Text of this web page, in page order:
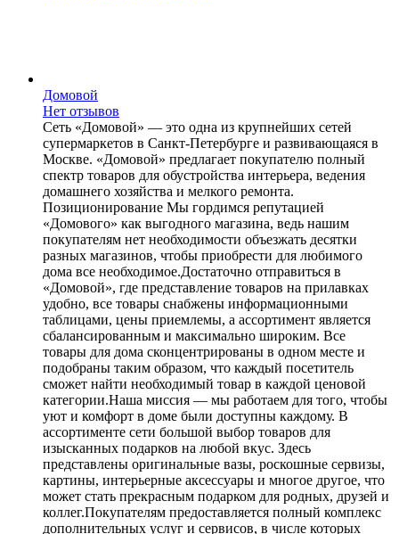
Домовой
Нет отзывов
Сеть «Домовой» — это одна из крупнейших сетей
супермаркетов в Санкт-Петербурге и развивающаяся в
Москве. «Домовой» предлагает покупателю полный
спектр товаров для обустройства интерьера, ведения
домашнего хозяйства и мелкого ремонта.
Позиционирование Мы гордимся репутацией
«Домового» как выгодного магазина, ведь нашим
покупателям нет необходимости объезжать десятки
разных магазинов, чтобы приобрести для любимого
дома все необходимое.Достаточно отправиться в
«Домовой», где представление товаров на прилавках
удобно, все товары снабжены информационными
таблицами, цены приемлемы, а ассортимент является
сбалансированным и максимально широким. Все
товары для дома сконцентрированы в одном месте и
подобраны таким образом, что каждый посетитель
сможет найти необходимый товар в каждой ценовой
категории.Наша миссия — мы работаем для того, чтобы
уют и комфорт в доме были доступны каждому. В
ассортименте сети большой выбор товаров для
изысканных подарков на любой вкус. Здесь
представлены оригинальные вазы, роскошные сервизы,
картины, интерьерные аксессуары и многое другое, что
может стать прекрасным подарком для родных, друзей и
коллег.Покупателям предоставляется полный комплекс
дополнительных услуг и сервисов, в числе которых